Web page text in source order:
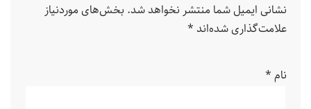
نشانی ایمیل شما منتشر نخواهد شد. بخش‌های موردنیاز
علامت‌گذاری شده‌اند *
نام *